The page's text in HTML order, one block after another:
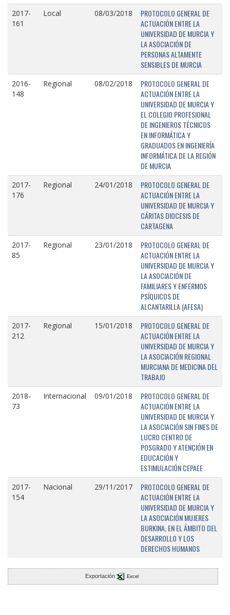
2017-
161
Local 08/03/2018
PROTOCOLO GENERAL DE
ACTUACIÓN ENTRE LA
UNIVERSIDAD DE MURCIA Y
LA ASOCIACIÓN DE
PERSONAS ALTAMENTE
SENSIBLES DE MURCIA
2016-
148
Regional 08/02/2018
PROTOCOLO GENERAL DE
ACTUACIÓN ENTRE LA
UNIVERSIDAD DE MURCIA Y
EL COLEGIO PROFESIONAL
DE INGENIEROS TÉCNICOS
EN INFORMÁTICA Y
GRADUADOS EN INGENIERÍA
INFORMÁTICA DE LA REGIÓN
DE MURCIA
2017-
176
Regional 24/01/2018
PROTOCOLO GENERAL DE
ACTUACIÓN ENTRE LA
UNIVERSIDAD DE MURCIA Y
CÁRITAS DIOCESIS DE
CARTAGENA
2017-
85
Regional 23/01/2018
PROTOCOLO GENERAL DE
ACTUACIÓN ENTRE LA
UNIVERSIDAD DE MURCIA Y
LA ASOCIACIÓN DE
FAMILIARES Y ENFERMOS
PSÍQUICOS DE
ALCANTARILLA (AFESA)
2017-
212
Regional 15/01/2018
PROTOCOLO GENERAL DE
ACTUACIÓN ENTRE LA
UNIVERSIDAD DE MURCIA Y
LA ASOCIACIÓN REGIONAL
MURCIANA DE MEDICINA DEL
TRABAJO
2018-
73
Internacional 09/01/2018
PROTOCOLO GENERAL DE
ACTUACIÓN ENTRE LA
UNIVERSIDAD DE MURCIA Y
LA ASOCIACIÓN SIN FINES DE
LUCRO CENTRO DE
POSGRADO Y ATENCIÓN EN
EDUCACIÓN Y
ESTIMULACIÓN CEPAEE
2017-
154
Nacional 29/11/2017
PROTOCOLO GENERAL DE
ACTUACIÓN ENTRE LA
UNIVERSIDAD DE MURCIA Y
LA ASOCIACIÓN MUJERES
BURKINA, EN EL ÁMBITO DEL
DESARROLLO Y LOS
DERECHOS HUMANOS
Exportación Excel